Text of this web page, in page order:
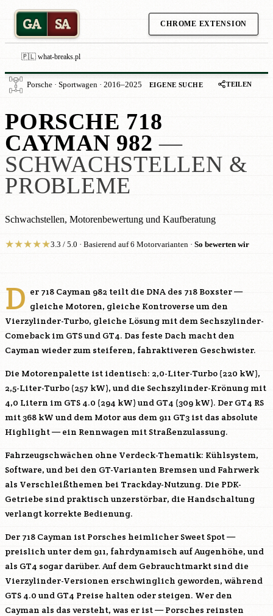
GA SA CHROME EXTENSION
🇵🇱 what-breaks.pl
Porsche · Sportwagen · 2016–2025 EIGENE SUCHE TEILEN
PORSCHE 718
CAYMAN 982 —
SCHWACHSTELLEN &
PROBLEME
Schwachstellen, Motorenbewertung und Kaufberatung
★★★★★3.3 / 5.0 · Basierend auf 6 Motorvarianten · So bewerten wir
D er 718 Cayman 982 teilt die DNA des 718 Boxster —
gleiche Motoren, gleiche Kontroverse um den
Vierzylinder-Turbo, gleiche Lösung mit dem Sechszylinder-
Comeback im GTS und GT4. Das feste Dach macht den
Cayman wieder zum steiferen, fahraktiveren Geschwister.
Die Motorenpalette ist identisch: 2,0-Liter-Turbo (220 kW),
2,5-Liter-Turbo (257 kW), und die Sechszylinder-Krönung mit
4,0 Litern im GTS 4.0 (294 kW) und GT4 (309 kW). Der GT4 RS
mit 368 kW und dem Motor aus dem 911 GT3 ist das absolute
Highlight — ein Rennwagen mit Straßenzulassung.
Fahrzeugschwächen ohne Verdeck-Thematik: Kühlsystem,
Software, und bei den GT-Varianten Bremsen und Fahrwerk
als Verschleißthemen bei Trackday-Nutzung. Die PDK-
Getriebe sind praktisch unzerstörbar, die Handschaltung
verlangt korrekte Bedienung.
Der 718 Cayman ist Porsches heimlicher Sweet Spot —
preislich unter dem 911, fahrdynamisch auf Augenhöhe, und
als GT4 sogar darüber. Auf dem Gebrauchtmarkt sind die
Vierzylinder-Versionen erschwinglich geworden, während
GTS 4.0 und GT4 Preise halten oder steigen. Wer den
Cayman als das versteht, was er ist — Porsches reinsten